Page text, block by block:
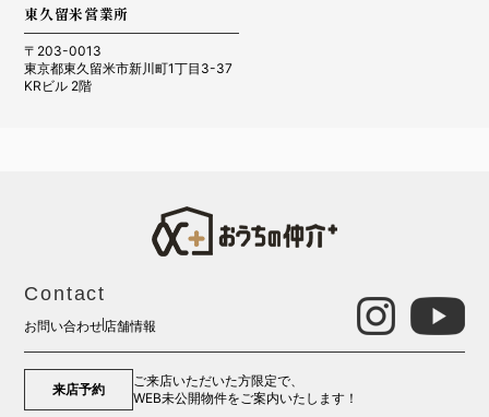
東久留米営業所
〒203-0013
東京都東久留米市新川町1丁目3-37
KRビル 2階
Contact
お問い合わせ店舗情報
来店予約
ご来店いただいた方限定で、
WEB未公開物件をご案内いたします！